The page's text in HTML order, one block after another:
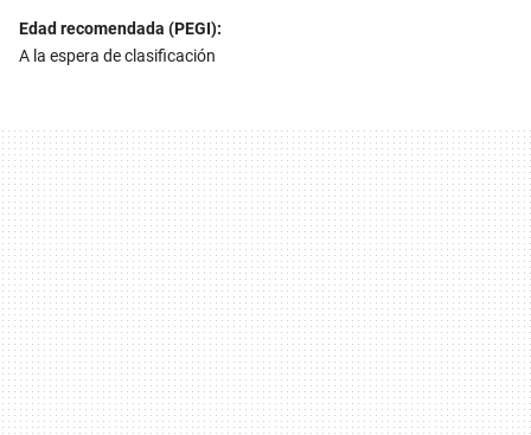
Edad recomendada (PEGI):
A la espera de clasificación